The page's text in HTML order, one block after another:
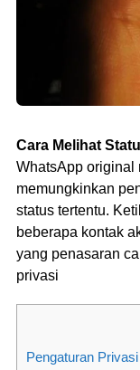
Cara Melihat
WhatsApp original
memungkinkan
status tertentu.
beberapa kontak
yang penasaran
privasi
Pengaturan